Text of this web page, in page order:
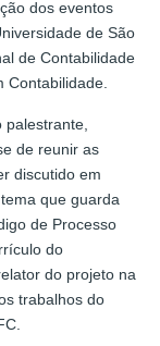
dos eventos
de São
de Contabilidade
Contabilidade.
palestrante,
de reunir as
discutido em
que guarda
de Processo
do
do projeto na
trabalhos do